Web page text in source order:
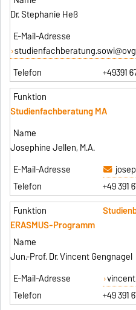
Dr. Stephanie Heß
+49391
Studienfachberatung MA
Josephine Jellen, M.A.
+49 391
ERASMUS-Programm
Jun.-Prof. Dr. Vincent Gengnagel
+49 391